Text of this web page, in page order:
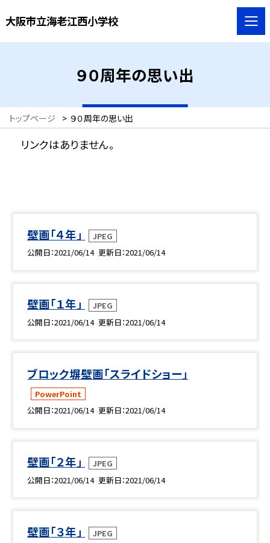
大阪市立海老江西小学校
９０周年の思い出
トップページ > ９０周年の思い出
リンクはありません。
壁画「４年」
JPEG
公開日 2021/06/14 更新日 2021/06/14
壁画「１年」
JPEG
公開日 2021/06/14 更新日 2021/06/14
ブロック塀壁画「スライドショー」
PowerPoint
公開日 2021/06/14 更新日 2021/06/14
壁画「２年」
JPEG
公開日 2021/06/14 更新日 2021/06/14
壁画「３年」
JPEG